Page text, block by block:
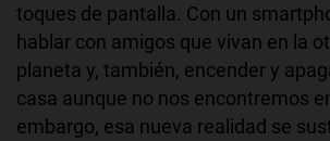
toques de pantalla. Con un
hablar con amigos que vivan en la
planeta y, también, encender y
casa aunque no nos encontremos
embargo, esa nueva realidad se